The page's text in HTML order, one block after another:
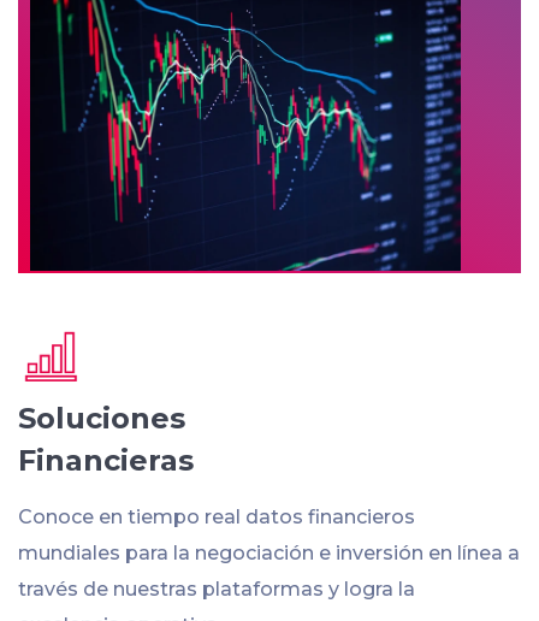
Soluciones
Financieras
Conoce en tiempo real datos financieros
mundiales para la negociación e inversión en línea a
través de nuestras plataformas y logra la